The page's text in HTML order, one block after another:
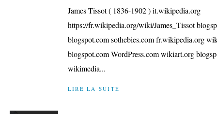
James Tissot ( 1836-1902 ) it.wikipedia.org
https://fr.wikipedia.org/wiki/James_Tissot
blogspot.com sothebies.com fr.wikipedia.org
blogspot.com WordPress.com wikiart.org
wikimedia...
LIRE LA SUITE